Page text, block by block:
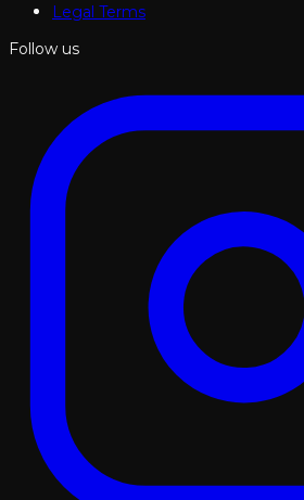
Legal Terms
Follow us